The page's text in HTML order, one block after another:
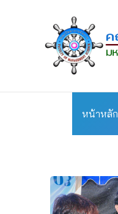
หน้าหลัก